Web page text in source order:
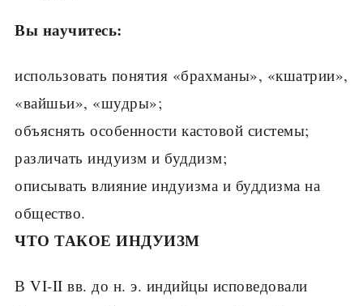
Вы научитесь:
использовать понятия «брахманы», «кшатрии»,
«вайшьи», «шудры»;
объяснять особенности кастовой системы;
различать индуизм и буддизм;
описывать влияние индуизма и буддизма на
общество.
ЧТО ТАКОЕ ИНДУИЗМ
В VI-II вв. до н. э. индийцы исповедовали